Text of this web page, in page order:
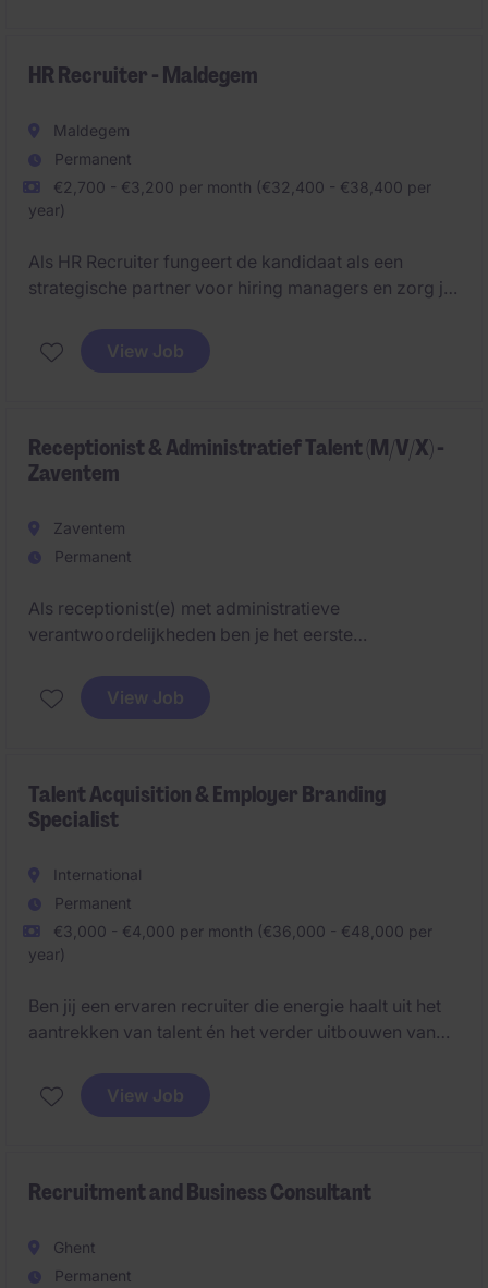
HR Recruiter - Maldegem
Maldegem
Permanent
€2,700 - €3,200 per month (€32,400 - €38,400 per
year)
Als HR Recruiter fungeert de kandidaat als een
strategische partner voor hiring managers en zorg je
Je begeleidt het volledige rekruteringsproces van A
tot Z en zet actief in op employer branding en
View Job
Receptionist & Administratief Talent (M/V/X) -
Zaventem
Zaventem
Permanent
Als receptionist(e) met administratieve
verantwoordelijkheden ben je het eerste
co-workingruimte. Je bent tegelijk ook de
organisatorische spil binnen het team. Je zorgt
View Job
Talent Acquisition & Employer Branding
Specialist
International
Permanent
€3,000 - €4,000 per month (€36,000 - €48,000 per
year)
Ben jij een ervaren recruiter die energie haalt uit het
aantrekken van talent én het verder uitbouwen van
functie de ideale mix tussen operationele rekrutering,
strategisch talentmanagement en employer branding.
View Job
Recruitment and Business Consultant
Ghent
Permanent